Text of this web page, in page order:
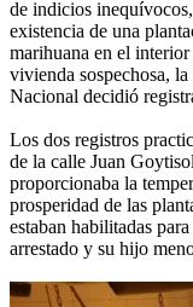
de indicios
existencia de una
marihuana en el interior
vivienda sospechosa,
Nacional decidió
Los dos registros
de la calle Juan
proporcionaba la
prosperidad de las
estaban habilitadas
arrestado y su hijo